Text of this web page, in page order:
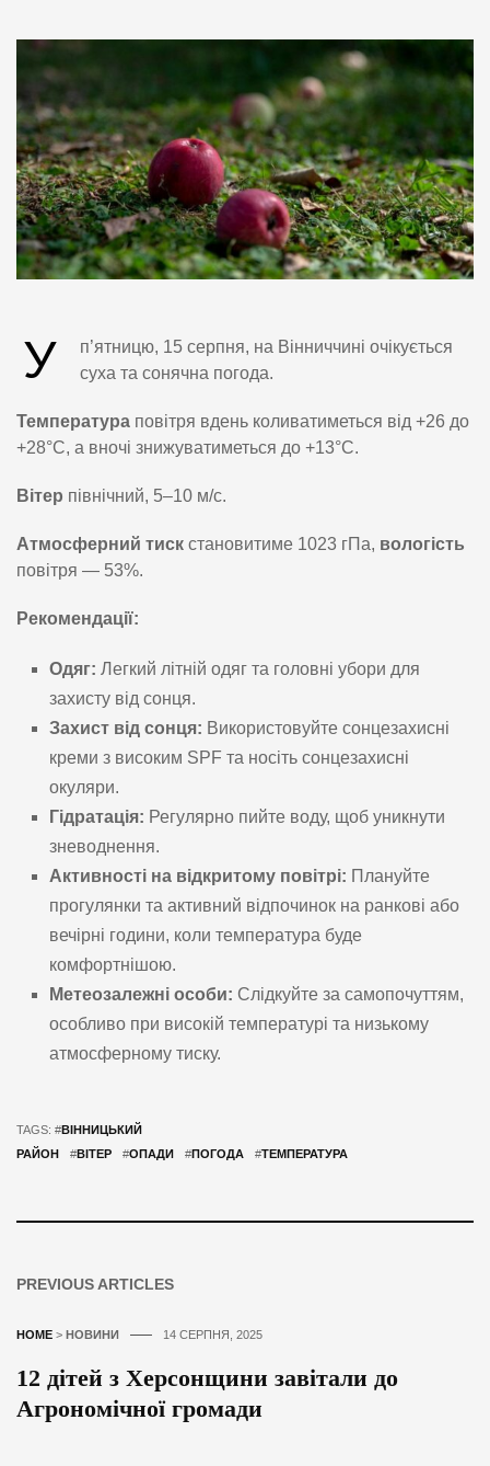
У
п’ятницю, 15 серпня, на Вінниччині очікується
суха та сонячна погода.
Температура повітря вдень коливатиметься від +26 до
+28°C, а вночі знижуватиметься до +13°C.
Вітер північний, 5–10 м/с.
Атмосферний тиск становитиме 1023 гПа, вологість
повітря — 53%.
Рекомендації:
Одяг: Легкий літній одяг та головні убори для
захисту від сонця.
Захист від сонця: Використовуйте сонцезахисні
креми з високим SPF та носіть сонцезахисні
окуляри.
Гідратація: Регулярно пийте воду, щоб уникнути
зневоднення.
Активності на відкритому повітрі: Плануйте
прогулянки та активний відпочинок на ранкові або
вечірні години, коли температура буде
комфортнішою.
Метеозалежні особи: Слідкуйте за самопочуттям,
особливо при високій температурі та низькому
атмосферному тиску.
TAGS: #ВІННИЦЬКИЙ
РАЙОН
#ВІТЕР #ОПАДИ #ПОГОДА #ТЕМПЕРАТУРА
PREVIOUS ARTICLES
HOME > НОВИНИ 14 СЕРПНЯ, 2025
12 дітей з Херсонщини завітали до
Агрономічної громади